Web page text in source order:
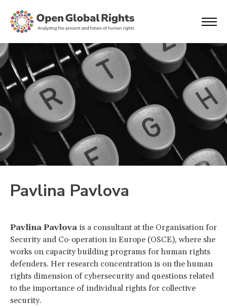
Pavlina Pavlova
Pavlina Pavlova is a consultant at the Organisation for
Security and Co-operation in Europe (OSCE), where she
works on capacity building programs for human rights
defenders. Her research concentration is on the human
rights dimension of cybersecurity and questions related
to the importance of individual rights for collective
security.